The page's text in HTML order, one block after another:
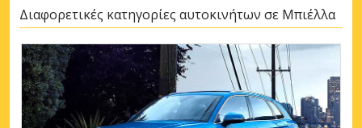
Διαφορετικές κατηγορίες αυτοκινήτων σε Μπιέλλα